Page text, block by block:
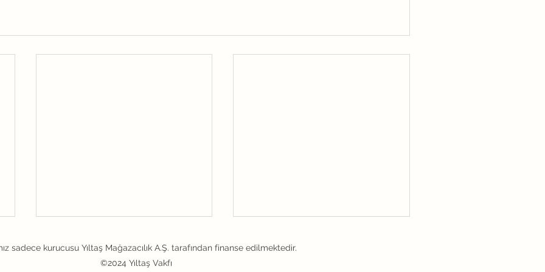
sadece kurucusu Yıltaş Mağazacılık A.Ş. tarafından finanse edilmektedir.
©2024 Yıltaş Vakfı